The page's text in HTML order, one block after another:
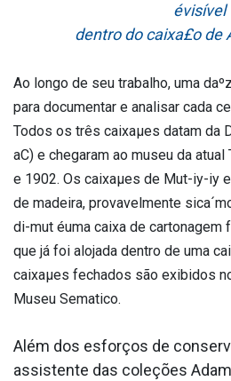
évisível
dentro do caixa£o de
Ao longo de seu trabalho, uma
para documentar e analisar cada
Todos os três caixaµes datam da
aC) e chegaram ao museu da atual
e 1902. Os caixaµes de Mut-iy-iy
de madeira, provavelmente
di-mut éuma caixa de
que já foi alojada dentro de uma
caixaµes fechados são exibidos
Museu Sema­tico.
Além dos esforços de
assistente das coleções